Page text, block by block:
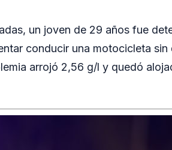
un joven de 29 años fue
conducir una motocicleta
arrojó 2,56 g/l y quedó